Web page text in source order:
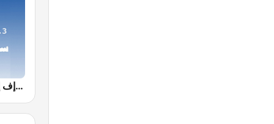
Farah FM - فرح إف إم